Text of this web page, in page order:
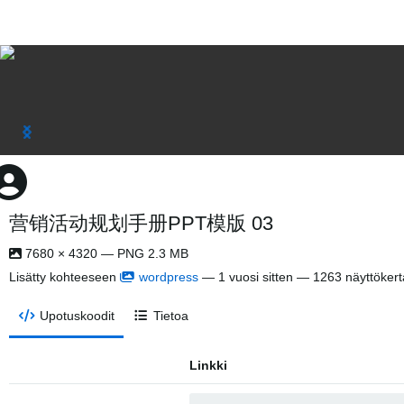
营销活动规划手册PPT模版 03
7680 × 4320 — PNG 2.3 MB
Lisätty kohteeseen
wordpress — 1 vuosi sitten — 1263
Upotuskoodit Tietoa
Linkki